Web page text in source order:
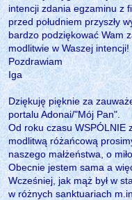
intencji zdania egzaminu z
przed południem przyszły
bardzo podziękować Wam
modlitwie w Waszej intencji!
Pozdrawiam
Iga
Dziękuję pięknie za
portalu Adonai/"Mój Pan".
Od roku czasu WSPÓLNIE
modlitwą różańcową
naszego małżeństwa, o
Obecnie jestem sama a
Wcześniej, jak mąż był w
w różnych sanktuariach